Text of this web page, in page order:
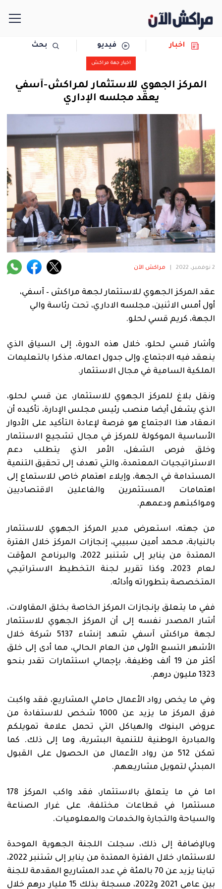
رياضة
حوادث
دولية
المرأة
فنية
منوعة
آراء
اخبار فيديو بحث
اخبار جهة مراكش
المركز الجهوي للاستثمار لمراكش-آسفي
يعقد مجلسه الإداري
2 نوفمبر، 2022 مراكش الآن
عقد المركز الجهوي للاستثمار لجهة مراكش – آسفي،
أول أمس الاثنين، مجلسه الاداري، تحت رئاسة والي
الجهة، كريم قسي لحلو.
وأشار قسي لحلو، خلال هذه الدورة، إلى السياق الذي
ينعقد فيه الاجتماع، وإلى جدول اعماله، مذكرا بالتعليمات
الملكية السامية في مجال الاستثمار.
ونقل بلاغ للمركز الجهوي للاستثمار، عن قسي لحلو،
الذي يشغل أيضا منصب رئيس مجلس الإدارة، تأكيده أن
انعقاد هذا الاجتماع هو فرصة لإعادة التأكيد على الأدوار
الأساسية الموكولة للمركز في مجال تشجيع الاستثمار
وخلق فرص الشغل، الأمر الذي يتطلب دعم
الاستراتيجيات المعتمدة، والتي تهدف إلى تحقيق التنمية
المستدامة في الجهة، وإيلاء اهتمام خاص للاستماع إلى
اهتمامات المستثمرين والفاعلين الاقتصاديين
ومواكبتهم ودعمهم.
من جهته، استعرض مدير المركز الجهوي للاستثمار
بالنيابة، محمد أمين سبيبي، إنجازات المركز خلال الفترة
الممتدة من يناير إلى شتنبر 2022، والبرنامج المؤقت
لعام 2023، وكذا تقرير لجنة التخطيط الاستراتيجي
المتخصصة بتطوراته وأدائه.
ففي ما يتعلق بإنجازات المركز الخاصة بخلق المقاولات،
أشار المصدر نفسه إلى أن المركز الجهوي للاستثمار
لجهة مراكش آسفي شهد إنشاء 5137 شركة خلال
الأشهر التسع الأولى من العام الحالي، مما أدى إلى خلق
أكثر من 19 ألف وظيفة، بإجمالي استثمارات تقدر بنحو
1323 مليون درهم.
وفي ما يخص رواد الأعمال حاملي المشاريع، فقد واكبت
فرق المركز ما يزيد عن 1000 شخص للاستفادة من
عروض البنوك والهياكل التي تحمل علامة تمويلكم
والمبادرة الوطنية للتنمية البشرية، وما إلى ذلك. كما
تمكن 512 من رواد الأعمال من الحصول على القبول
المبدئي لتمويل مشاريعهم.
اما في ما يتعلق بالاستثمار، فقد واكب المركز 178
مستثمرا في قطاعات مختلفة، على غرار الصناعة
والسياحة والتجارة والخدمات والمعلوميات.
وبالإضافة إلى ذلك، سجلت اللجنة الجهوية الموحدة
للاستثمار، خلال الفترة الممتدة من يناير إلى شتنبر 2022،
تباينا يزيد عن 70 بالمئة في عدد المشاريع المقدمة للجنة
بين عامي 2021 و2022، مسجلة بذلك 15 مليار درهم خلال